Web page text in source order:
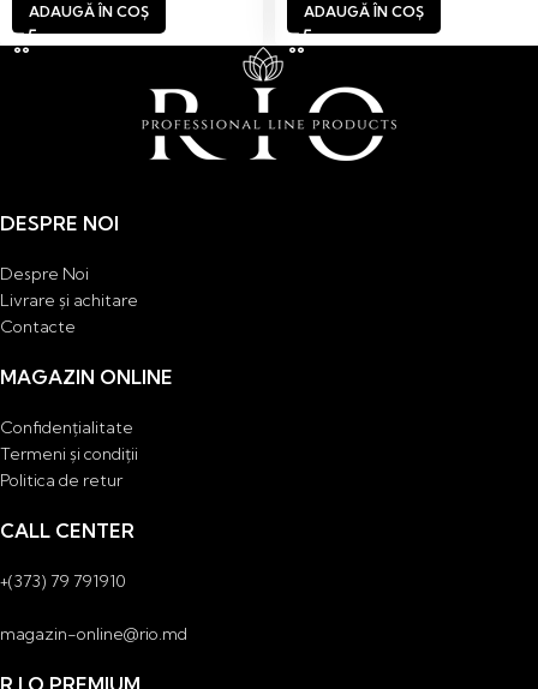
ADAUGĂ ÎN COȘ ADAUGĂ ÎN COȘ
DESPRE NOI
Despre Noi
Livrare și achitare
Contacte
MAGAZIN ONLINE
Confidențialitate
Termeni și condiții
Politica de retur
CALL CENTER
+(373) 79 791910
magazin-online@rio.md
R.I.O PREMIUM